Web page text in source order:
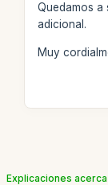
Quedamos a
adicional.
Muy
Explicaciones